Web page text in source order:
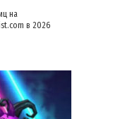
на
в 2026